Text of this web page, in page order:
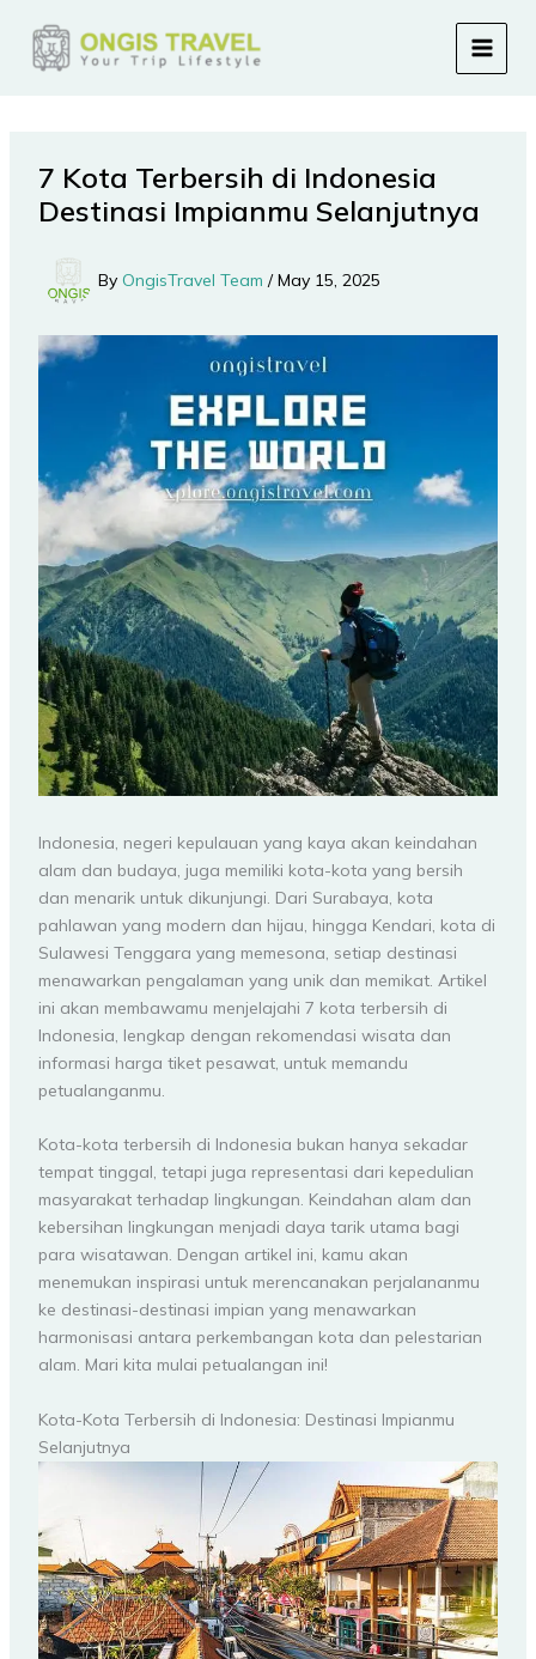
content
7 Kota Terbersih di Indonesia
Destinasi Impianmu Selanjutnya
By OngisTravel Team /May 15, 2025
Indonesia, negeri kepulauan yang kaya akan keindahan
alam dan budaya, juga memiliki kota-kota yang bersih
dan menarik untuk dikunjungi. Dari Surabaya, kota
pahlawan yang modern dan hijau, hingga Kendari, kota di
Sulawesi Tenggara yang memesona, setiap destinasi
menawarkan pengalaman yang unik dan memikat. Artikel
ini akan membawamu menjelajahi 7 kota terbersih di
Indonesia, lengkap dengan rekomendasi wisata dan
informasi harga tiket pesawat, untuk memandu
petualanganmu.
Kota-kota terbersih di Indonesia bukan hanya sekadar
tempat tinggal, tetapi juga representasi dari kepedulian
masyarakat terhadap lingkungan. Keindahan alam dan
kebersihan lingkungan menjadi daya tarik utama bagi
para wisatawan. Dengan artikel ini, kamu akan
menemukan inspirasi untuk merencanakan perjalananmu
ke destinasi-destinasi impian yang menawarkan
harmonisasi antara perkembangan kota dan pelestarian
alam. Mari kita mulai petualangan ini!
Kota-Kota Terbersih di Indonesia: Destinasi Impianmu
Selanjutnya